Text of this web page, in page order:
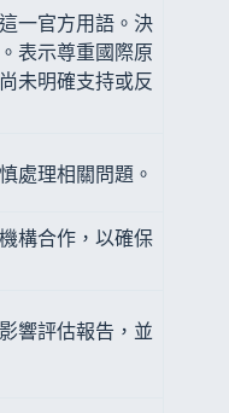
一官方用語。決
表示尊重國際原
未明確支持或反
處理相關問題。
構合作，以確保
響評估報告，並